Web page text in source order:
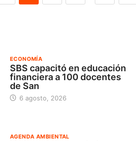
ECONOMÍA
SBS capacitó en educación
financiera a 100 docentes
de San
6 agosto, 2026
AGENDA AMBIENTAL